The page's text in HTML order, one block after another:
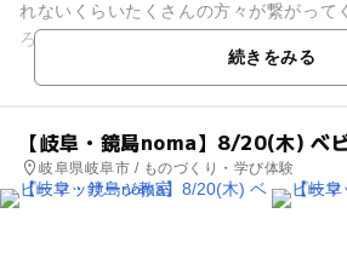
れないくらいたくさんの方々が繋がって
ろくまヨガの活動を続けられることがとても
続きをみる
【岐阜・鏡島noma】8/20(木) ベ
岐阜県岐阜市 / ものづくり・学び体験